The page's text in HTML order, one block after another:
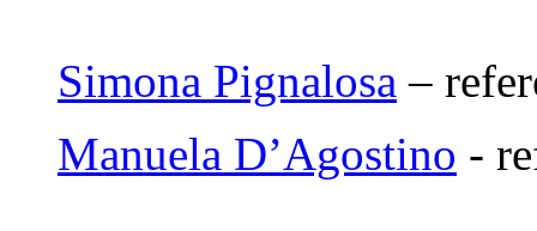
Simona Pignalosa –
Manuela D’Agostino -